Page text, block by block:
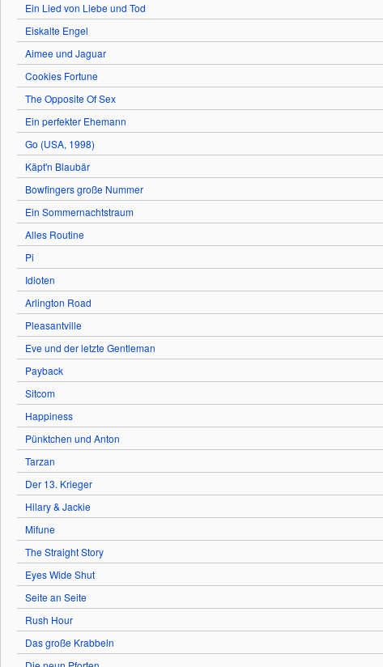
Ein Lied von Liebe und Tod
Eiskalte Engel
Aimee und Jaguar
Cookies Fortune
The Opposite Of Sex
Ein perfekter Ehemann
Go (USA, 1998)
Käpt'n Blaubär
Bowfingers große Nummer
Ein Sommernachtstraum
Alles Routine
Pi
Idioten
Arlington Road
Pleasantville
Eve und der letzte Gentleman
Payback
Sitcom
Happiness
Pünktchen und Anton
Tarzan
Der 13. Krieger
Hilary & Jackie
Mifune
The Straight Story
Eyes Wide Shut
Seite an Seite
Rush Hour
Das große Krabbeln